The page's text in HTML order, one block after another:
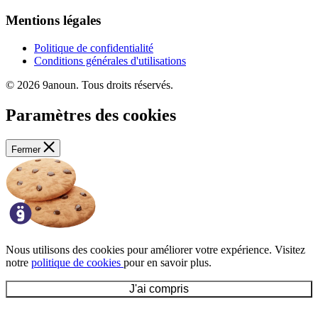
Mentions légales
Politique de confidentialité
Conditions générales d'utilisations
© 2026 9anoun. Tous droits réservés.
Paramètres des cookies
Fermer
Nous utilisons des cookies pour améliorer votre expérience. Visitez
notre politique de cookies pour en savoir plus.
J'ai compris